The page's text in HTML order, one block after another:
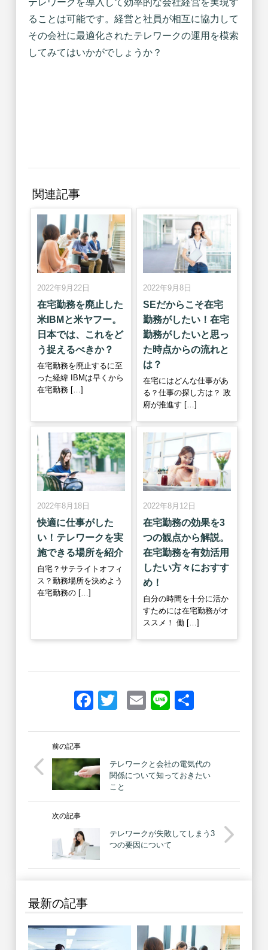
テレワークを導入して効率的な会社経営を実現す
ることは可能です。経営と社員が相互に協力して
その会社に最適化されたテレワークの運用を模索
してみてはいかがでしょうか？
関連記事
2022年9月22日
在宅勤務を廃止した
米IBMと米ヤフー。
日本では、これをど
う捉えるべきか？
在宅勤務を廃止するに至
った経緯 IBMは早くから
在宅勤務 […]
2022年9月8日
SEだからこそ在宅
勤務がしたい！在宅
勤務がしたいと思っ
た時点からの流れと
は？
在宅にはどんな仕事があ
る？仕事の探し方は？ 政
府が推進す […]
2022年8月18日
快適に仕事がした
い！テレワークを実
施できる場所を紹介
自宅？サテライトオフィ
ス？勤務場所を決めよう
在宅勤務の […]
2022年8月12日
在宅勤務の効果を3
つの観点から解説。
在宅勤務を有効活用
したい方々におすす
め！
自分の時間を十分に活か
すためには在宅勤務がオ
ススメ！ 働 […]
Facebook
TwitterEmail
Line
前の記事
テレワークと会社の電気代の
関係について知っておきたい
こと
次の記事
テレワークが失敗してしまう3
つの要因について
最新の記事